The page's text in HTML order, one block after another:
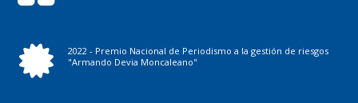
2022 - Premio Nacional de Periodismo a la gestión de riesgos
"Armando Devia Moncaleano"